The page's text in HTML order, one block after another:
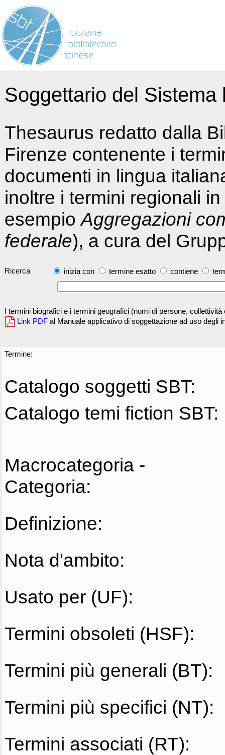
Soggettario del
Thesaurus redatto dalla
Firenze contenente i
documenti in lingua
inoltre i termini regionali
esempioAggregazioni
federale), a cura del
Ricerca inizia con termine esatto contiene
I termini biografici e i termini geografici (nomi di persone,
Link PDF al Manuale applicativo di soggettazione ad uso degli
Termine:
Catalogo soggetti SBT:
Catalogo temi fiction SBT:
Macrocategoria -
Categoria:
Definizione:
Nota d'ambito:
Usato per (UF):
Termini obsoleti (HSF):
Termini più generali (BT):
Termini più specifici (NT):
Termini associati (RT):